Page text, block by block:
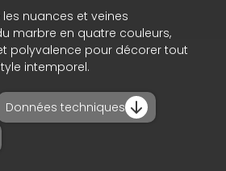
nuances et veines
marbre en quatre couleurs,
polyvalence pour décorer tout
intemporel.
Données techniques